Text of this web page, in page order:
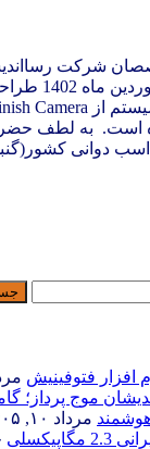
شرکت
سیستم
است. به لطف
دوانی
افزار فتوفینیش مرداد
موج پرداز؛
مرداد ۱۰, ۱۴۰۵